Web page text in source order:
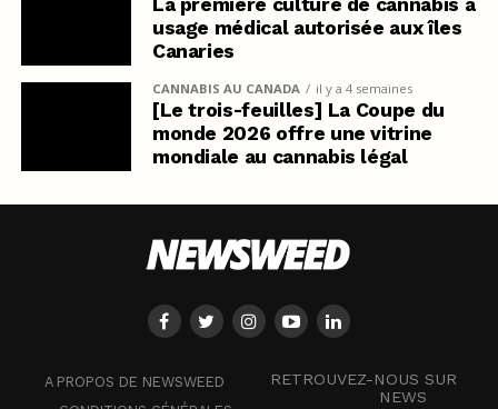
usage médical autorisée aux îles
Canaries
CANNABIS AU CANADA il y a 4 semaines
[Le trois-feuilles] La Coupe du
monde 2026 offre une vitrine
mondiale au cannabis légal
A PROPOS DE NEWSWEED
RETROUVEZ-NOUS SUR
NEWS